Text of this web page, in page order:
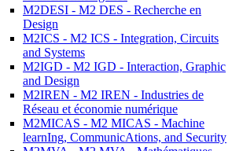
M2DESI - M2 DES - Recherche en
Design
M2ICS - M2 ICS - Integration, Circuits
and Systems
M2IGD - M2 IGD - Interaction, Graphic
and Design
M2IREN - M2 IREN - Industries de
Réseau et économie numérique
M2MICAS - M2 MICAS - Machine
learnIng, CommunicAtions, and Security